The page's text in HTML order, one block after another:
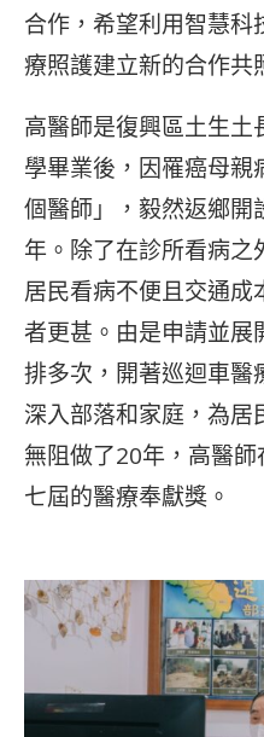
合作，希望利用智慧
療照護建立新的合作共
高醫師是復興區土生
學畢業後，因罹癌母
個醫師」，毅然返鄉開
年。除了在診所看病之
居民看病不便且交通成
者更甚。由是申請並展
排多次，開著巡迴車醫
深入部落和家庭，為居
無阻做了20年，高醫
七屆的醫療奉獻獎。